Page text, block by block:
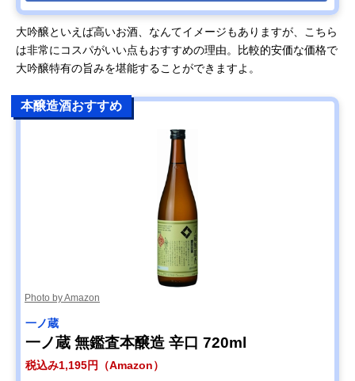
大吟醸といえば高いお酒、なんてイメージもありますが、こちら
は非常にコスパがいい点もおすすめの理由。比較的安価な価格で
大吟醸特有の旨みを堪能することができますよ。
本醸造酒おすすめ
Photo by Amazon
一ノ蔵
一ノ蔵 無鑑査本醸造 辛口 720ml
税込み1,195円（Amazon）